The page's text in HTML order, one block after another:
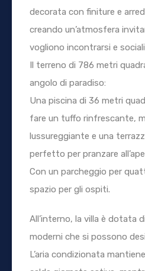
decorata con finiture e
creando un’atmosfera
vogliono incontrarsi e
Il terreno di 786 metri
angolo di paradiso:
Una piscina di 36 metri
fare un tuffo rinfrescante,
lussureggiante e una
perfetto per pranzare
Con un parcheggio per
spazio per gli ospiti.
All’interno, la villa è dotata
moderni che si possono
L’aria condizionata